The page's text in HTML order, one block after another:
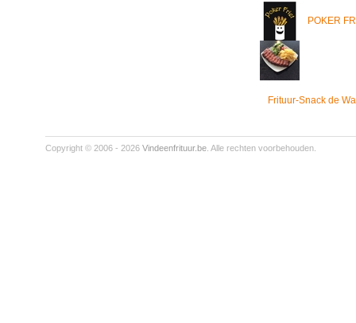
POKER
Frituur-Snack de
Copyright © 2006 - 2026 Vindeenfrituur.be . Alle rechten voorbehouden.